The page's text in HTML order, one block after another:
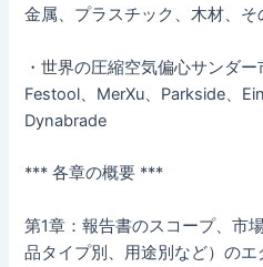
金属、プラスチック、木材、そ
・世界の圧縮空気偏心サンダ
Festool、MerXu、Parkside、
Dynabrade
*** 各章の概要 ***
第1章：報告書のスコープ、市
品タイプ別、用途別など）の